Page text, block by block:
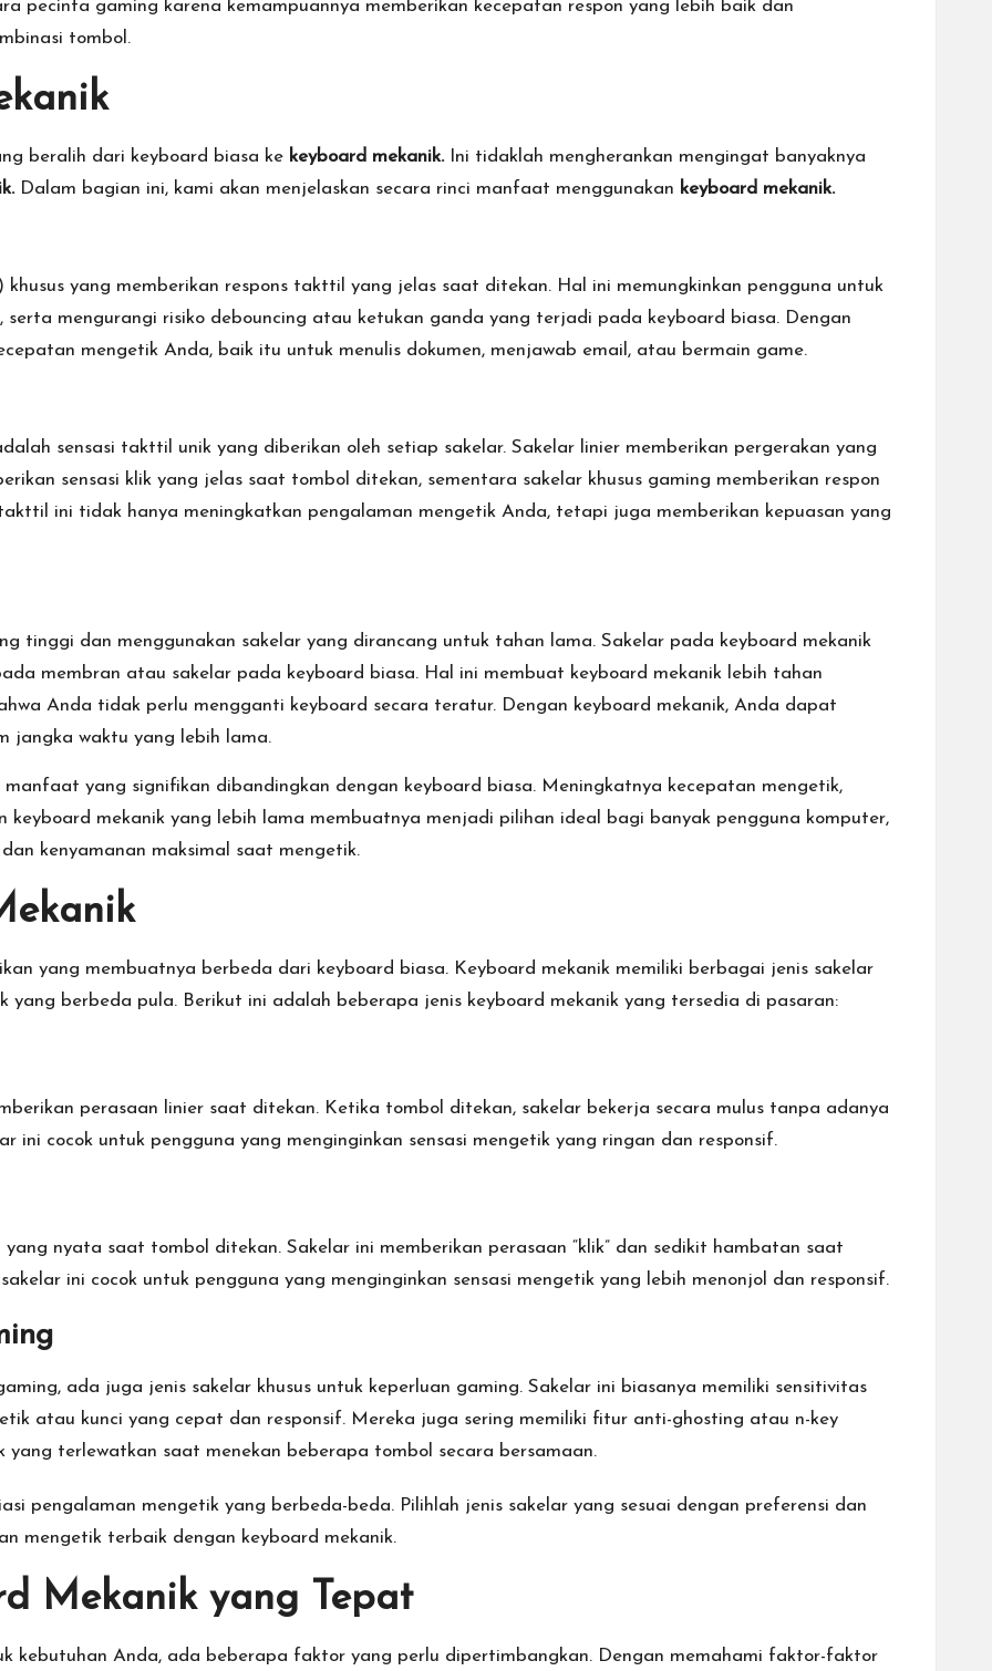
pecinta gaming karena kemampuannya memberikan kecepatan respon yang lebih baik dan
tombol.
beralih dari keyboard biasa ke keyboard mekanik.Ini tidaklah mengherankan mengingat banyaknya
Dalam bagian ini, kami akan menjelaskan secara rinci manfaat menggunakan keyboard mekanik.
yang memberikan respons takttil yang jelas saat ditekan. Hal ini memungkinkan pengguna untuk
mengurangi risiko debouncing atau ketukan ganda yang terjadi pada keyboard biasa. Dengan
mengetik Anda, baik itu untuk menulis dokumen, menjawab email, atau bermain game.
sensasi takttil unik yang diberikan oleh setiap sakelar. Sakelar linier memberikan pergerakan yang
sensasi klik yang jelas saat tombol ditekan, sementara sakelar khusus gaming memberikan respon
ini tidak hanya meningkatkan pengalaman mengetik Anda, tetapi juga memberikan kepuasan yang
tinggi dan menggunakan sakelar yang dirancang untuk tahan lama. Sakelar pada keyboard mekanik
membran atau sakelar pada keyboard biasa. Hal ini membuat keyboard mekanik lebih tahan
Anda tidak perlu mengganti keyboard secara teratur. Dengan keyboard mekanik, Anda dapat
jangka waktu yang lebih lama.
yang signifikan dibandingkan dengan keyboard biasa. Meningkatnya kecepatan mengetik,
mekanik yang lebih lama membuatnya menjadi pilihan ideal bagi banyak pengguna komputer,
kenyamanan maksimal saat mengetik.
yang membuatnya berbeda dari keyboard biasa. Keyboard mekanik memiliki berbagai jenis sakelar
yang berbeda pula. Berikut ini adalah beberapa jenis keyboard mekanik yang tersedia di pasaran:
perasaan linier saat ditekan. Ketika tombol ditekan, sakelar bekerja secara mulus tanpa adanya
ini cocok untuk pengguna yang menginginkan sensasi mengetik yang ringan dan responsif.
nyata saat tombol ditekan. Sakelar ini memberikan perasaan “klik” dan sedikit hambatan saat
ini cocok untuk pengguna yang menginginkan sensasi mengetik yang lebih menonjol dan responsif.
ada juga jenis sakelar khusus untuk keperluan gaming. Sakelar ini biasanya memiliki sensitivitas
atau kunci yang cepat dan responsif. Mereka juga sering memiliki fitur anti-ghosting atau n-key
yang terlewatkan saat menekan beberapa tombol secara bersamaan.
pengalaman mengetik yang berbeda-beda. Pilihlah jenis sakelar yang sesuai dengan preferensi dan
mengetik terbaik dengan keyboard mekanik.
Mekanik yang Tepat
kebutuhan Anda, ada beberapa faktor yang perlu dipertimbangkan. Dengan memahami faktor-faktor